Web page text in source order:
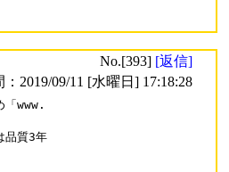
No.[393] [返信]
2019/09/11 [水曜日] 17:18:28
「www.
品質3年